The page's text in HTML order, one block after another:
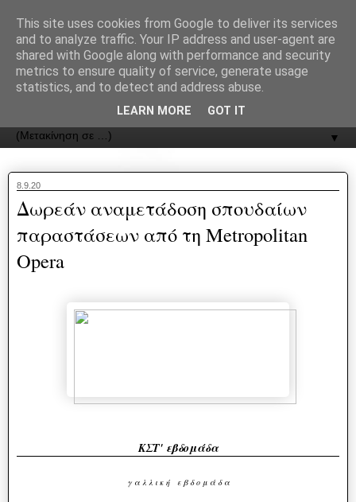
ΟΔΟΣ
▼
8.9.20
Δωρεάν αναμετάδοση σπουδαίων
παραστάσεων από τη Metropolitan
Opera
ΚΣΤ' εβδομάδα
γ α λ λ ι κ ή ε β δ ο μ ά δ α
This site uses cookies from Google to deliver its services
and to analyze traffic. Your IP address and user-agent are
shared with Google along with performance and security
metrics to ensure quality of service, generate usage
statistics, and to detect and address abuse.
LEARN MORE GOT IT